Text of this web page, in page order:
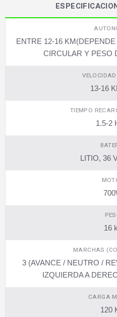
ENTRE 12-16
CIRCULAR Y PESO
13-16
TIEMPO
1.5-2
LITIO, 36
16
MARCHAS
3 (AVANCE / NEUTRO /
IZQUIERDA A
CARGA
120